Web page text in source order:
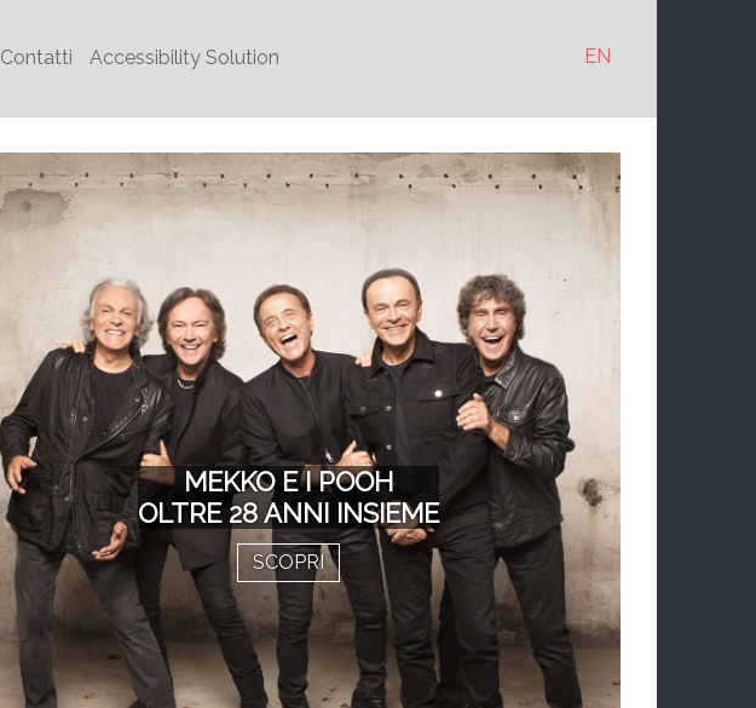
Contatti Accessibility Solution EN
MEKKO E I POOH
OLTRE 28 ANNI INSIEME
SCOPRI